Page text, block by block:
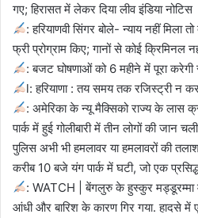
गए; हिरासत में लेकर दिया लीव इंडिया नोटिस
: हरियाणवी सिंगर बोले- न्याय नहीं
फ्री प्रोग्राम किए; गानों से कोई क्रिमिनल
: बजट घोषणाओं को 6 महीने में पूरा करेगी
l: हरियाणा : तय समय तक रजिस्ट्री न
: अमेरिका के न्यू मैक्सिको राज्य के लास
पार्क में हुई गोलीबारी में तीन लोगों की जान
पुलिस अभी भी हमलावर या हमलावरों की
करीब 10 बजे यंग पार्क में घटी, जो एक
: WATCH | बेंगलुरु के हुस्कुर
आंधी और बारिश के कारण गिर गया. हादसे में